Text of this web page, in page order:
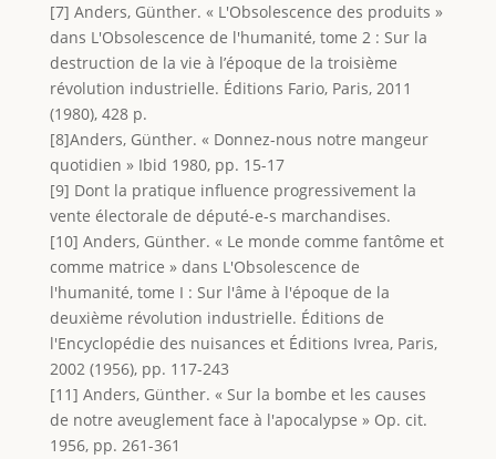
[7] Anders, Günther. « L'Obsolescence des produits »
dans L'Obsolescence de l'humanité, tome 2 : Sur la
destruction de la vie à l’époque de la troisième
révolution industrielle. Éditions Fario, Paris, 2011
(1980), 428 p.
[8]Anders, Günther. « Donnez-nous notre mangeur
quotidien » Ibid 1980, pp. 15-17
[9] Dont la pratique influence progressivement la
vente électorale de député-e-s marchandises.
[10] Anders, Günther. « Le monde comme fantôme et
comme matrice » dans L'Obsolescence de
l'humanité, tome I : Sur l'âme à l'époque de la
deuxième révolution industrielle. Éditions de
l'Encyclopédie des nuisances et Éditions Ivrea, Paris,
2002 (1956), pp. 117-243
[11] Anders, Günther. « Sur la bombe et les causes
de notre aveuglement face à l'apocalypse » Op. cit.
1956, pp. 261-361